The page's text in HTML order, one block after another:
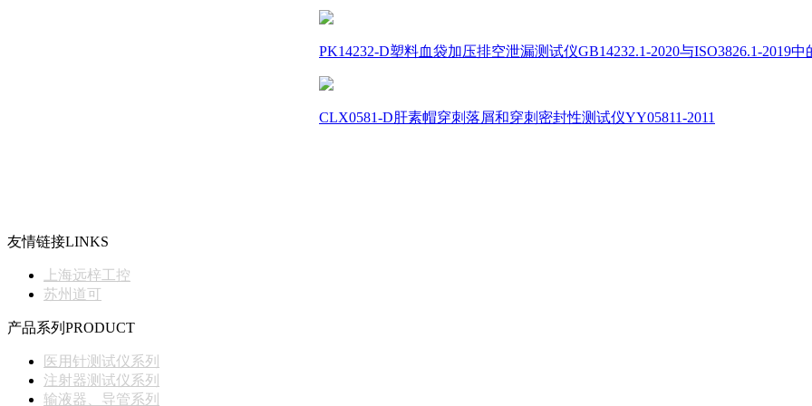
PK14232-D塑料血袋加压排空泄漏测试仪GB14232.1-2020与ISO3826.1-2019
CLX0581-D肝素帽穿刺落屑和穿刺密封性测试仪YY05811-2011
友情链接LINKS
上海远梓工控
苏州道可
产品系列 PRODUCT
医用针测试仪系列
注射器测试仪系列
输液器、导管系列